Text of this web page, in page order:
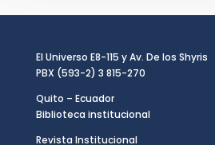
El Universo E8-115 y Av. De los Shyris
PBX (593-2) 3 815-270
Quito – Ecuador
Biblioteca institucional
Revista Institucional